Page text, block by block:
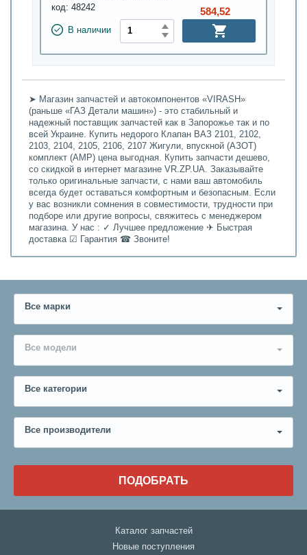
код: 48242
В наличии
584,52
➤ Магазин запчастей и автокомпонентов «VIRASH»
(раньше «ГАЗ Детали машин») - это стабильный и
надежный поставщик запчастей как в Запорожье так и по
всей Украине. Купить недорого Клапан ВАЗ 2101, 2102,
2103, 2104, 2105, 2106, 2107 Жигули, впускной (АЗОТ)
комплект (АМР) цена выгодная. Купить запчасти дешево,
со скидкой в интернет магазине VR.ZP.UA. Заказывайте
только оригинальные запчасти, с нами ваш автомобиль
всегда будет оставаться комфортным и безопасным. Если
у вас возникли сомнения в совместимости, трудности при
подборе или другие вопросы, свяжитесь с менеджером
магазина. У нас : ✓ Лучшее предложение ✈ Быстрая
доставка ☑ Гарантия ☎ Звоните!
Все марки
Все модели
Все категории
Все производители
ПОДОБРАТЬ
Каталог запчастей
Новые поступления